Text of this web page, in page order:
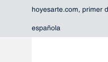
hoyesarte.com, primer
española